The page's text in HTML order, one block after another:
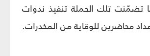
تضمّنت تلك الحملة تنفيذ ندوات
محاضرين للوقاية من المخدرات.